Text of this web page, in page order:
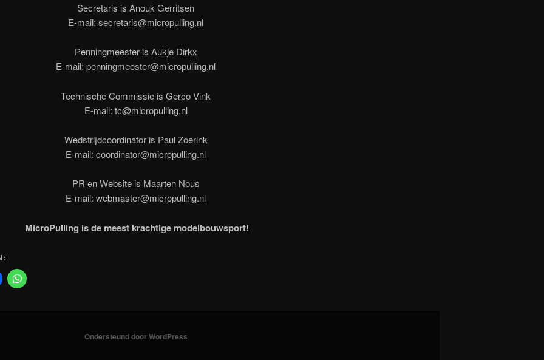
Secretaris is Anouk Gerritsen
E-mail: secretaris@micropulling.nl
Penningmeester is Aukje Dirkx
E-mail: penningmeester@micropulling.nl
Technische Commissie is Gerco Vink
E-mail: tc@micropulling.nl
Wedstrijdcoordinator is Paul Zoerink
E-mail: coordinator@micropulling.nl
PR en Website is Maarten Nous
E-mail: webmaster@micropulling.nl
MicroPulling is de meest krachtige modelbouwsport!
Ondersteund door WordPress